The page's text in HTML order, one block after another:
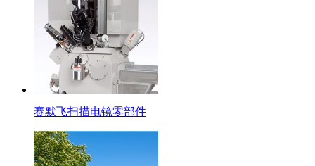
赛默飞扫描电镜零部件